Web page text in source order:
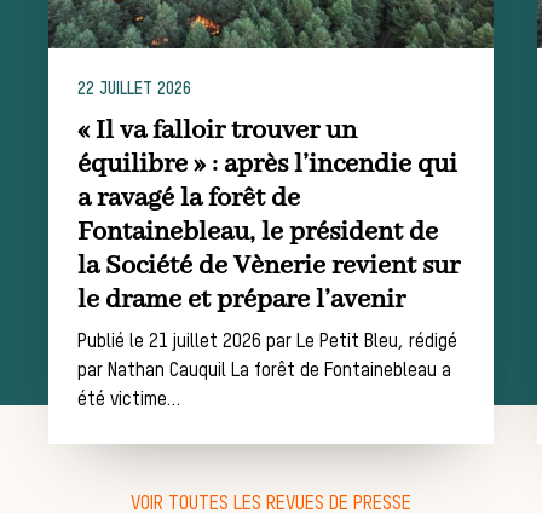
Règles et
bonnes
pratiques
22 JUILLET 2026
« Il va falloir trouver un
équilibre » : après l’incendie qui
a ravagé la forêt de
Fontainebleau, le président de
la Société de Vènerie revient sur
le drame et prépare l’avenir
Publié le 21 juillet 2026 par Le Petit Bleu, rédigé
par Nathan Cauquil La forêt de Fontainebleau a
été victime…
VOIR TOUTES LES REVUES DE PRESSE